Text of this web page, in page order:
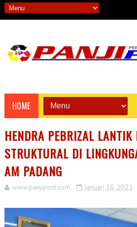
HOME
HENDRA PEBRIZAL LANTIK
STRUKTURAL DI
AM PADANG
www.panjipost.com Januari 16, 2023